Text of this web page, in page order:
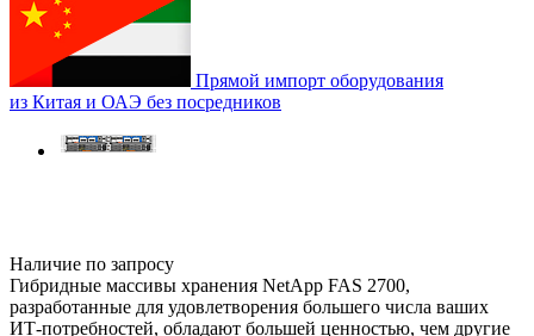
Прямой импорт оборудования
из Китая и ОАЭ без посредников
Наличие по запросу
Гибридные массивы хранения NetApp FAS 2700,
разработанные для удовлетворения большего числа ваших
ИТ-потребностей, обладают большей ценностью, чем другие